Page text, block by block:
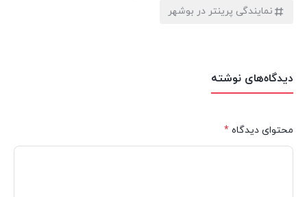
نمایندگی پرینتر در بوشهر
دیدگاه‌های نوشته
محتوای دیدگاه *